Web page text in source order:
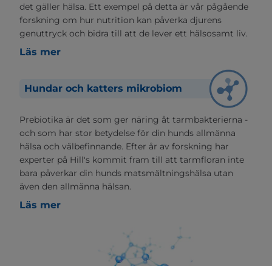
det gäller hälsa. Ett exempel på detta är vår pågående
forskning om hur nutrition kan påverka djurens
genuttryck och bidra till att de lever ett hälsosamt liv.
Läs mer
Hundar och katters mikrobiom
Prebiotika är det som ger näring åt tarmbakterierna -
och som har stor betydelse för din hunds allmänna
hälsa och välbefinnande. Efter år av forskning har
experter på Hill's kommit fram till att tarmfloran inte
bara påverkar din hunds matsmältningshälsa utan
även den allmänna hälsan.
Läs mer